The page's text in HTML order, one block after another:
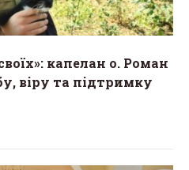
капелан о. Роман
віру та підтримку